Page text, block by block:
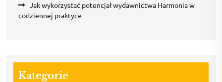
Jak wykorzystać potencjał wydawnictwa Harmonia w
codziennej praktyce
Kategorie